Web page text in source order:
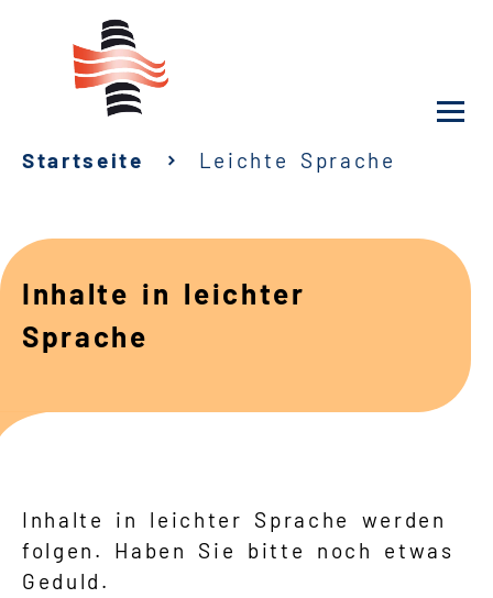
Unsere Angebote
Leichte Sprache
Startseite Leichte Sprache
Inhalte in leichter
Sprache
Inhalte in leichter Sprache werden
folgen. Haben Sie bitte noch etwas
Geduld.